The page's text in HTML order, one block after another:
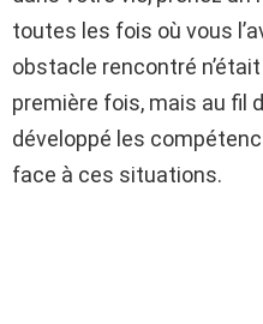
toutes les fois où vous
obstacle rencontré
première fois, mais au fil
développé les
face à ces situations.